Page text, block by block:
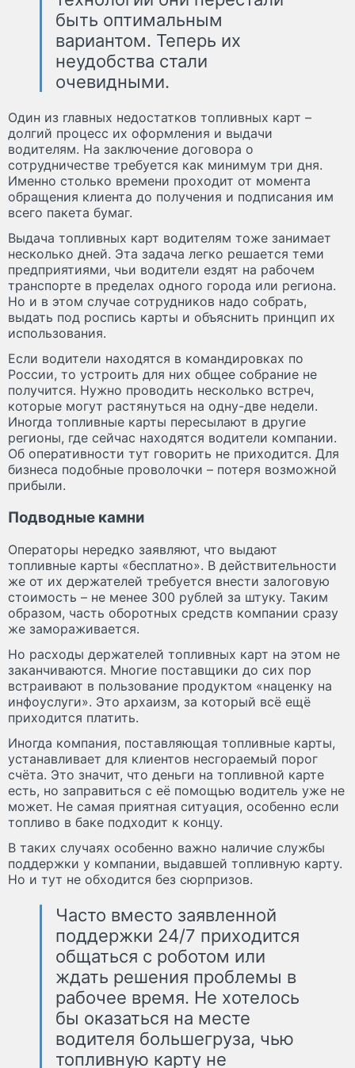
быть оптимальным
вариантом. Теперь их
неудобства стали
очевидными.
Один из главных недостатков топливных карт –
долгий процесс их оформления и выдачи
водителям. На заключение договора о
сотрудничестве требуется как минимум три дня.
Именно столько времени проходит от момента
обращения клиента до получения и подписания им
всего пакета бумаг.
Выдача топливных карт водителям тоже занимает
несколько дней. Эта задача легко решается теми
предприятиями, чьи водители ездят на рабочем
транспорте в пределах одного города или региона.
Но и в этом случае сотрудников надо собрать,
выдать под роспись карты и объяснить принцип их
использования.
Если водители находятся в командировках по
России, то устроить для них общее собрание не
получится. Нужно проводить несколько встреч,
которые могут растянуться на одну-две недели.
Иногда топливные карты пересылают в другие
регионы, где сейчас находятся водители компании.
Об оперативности тут говорить не приходится. Для
бизнеса подобные проволочки – потеря возможной
прибыли.
Подводные камни
Операторы нередко заявляют, что выдают
топливные карты «бесплатно». В действительности
же от их держателей требуется внести залоговую
стоимость – не менее 300 рублей за штуку. Таким
образом, часть оборотных средств компании сразу
же замораживается.
Но расходы держателей топливных карт на этом не
заканчиваются. Многие поставщики до сих пор
встраивают в пользование продуктом «наценку на
инфоуслуги». Это архаизм, за который всё ещё
приходится платить.
Иногда компания, поставляющая топливные карты,
устанавливает для клиентов несгораемый порог
счёта. Это значит, что деньги на топливной карте
есть, но заправиться с её помощью водитель уже не
может. Не самая приятная ситуация, особенно если
топливо в баке подходит к концу.
В таких случаях особенно важно наличие службы
поддержки у компании, выдавшей топливную карту.
Но и тут не обходится без сюрпризов.
Часто вместо заявленной
поддержки 24/7 приходится
общаться с роботом или
ждать решения проблемы в
рабочее время. Не хотелось
бы оказаться на месте
водителя большегруза, чью
топливную карту не